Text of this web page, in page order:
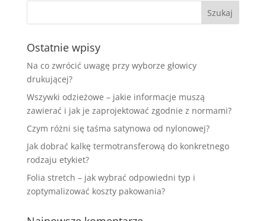
Ostatnie wpisy
Na co zwrócić uwagę przy wyborze głowicy
drukującej?
Wszywki odzieżowe – jakie informacje muszą
zawierać i jak je zaprojektować zgodnie z normami?
Czym różni się taśma satynowa od nylonowej?
Jak dobrać kalkę termotransferową do konkretnego
rodzaju etykiet?
Folia stretch – jak wybrać odpowiedni typ i
zoptymalizować koszty pakowania?